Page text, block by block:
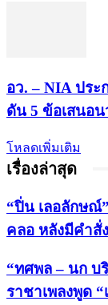
อว. – NIA ประ
ดัน 5 ข้อเสนอ
โหลดเพิ่มเติม
เรื่องล่าสุด
“ปิ่น เลอลักษ
คลอ หลังมีคำสั่
“ทศพล – นก บ
ราชาเพลงพูด